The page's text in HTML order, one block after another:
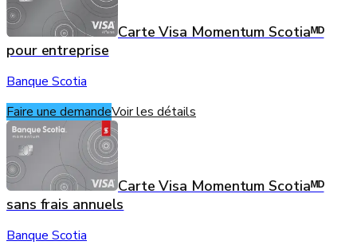
Carte Visa Momentum Scotiaᴹᴰ
pour entreprise
Banque Scotia
Faire une demandeVoir les détails
Carte Visa Momentum Scotiaᴹᴰ
sans frais annuels
Banque Scotia